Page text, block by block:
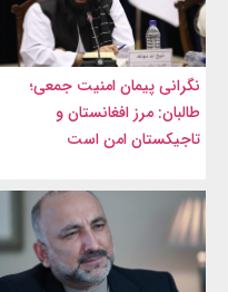
نگرانی پیمان امنیت جمعی؛
طالبان: مرز افغانستان و
تاجیکستان امن است